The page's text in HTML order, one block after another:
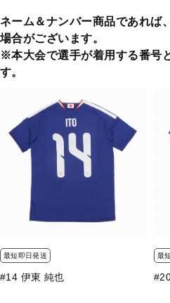
ネーム＆ナンバー商品であれば
場合がございます。
※本大会で選手が着用する番号
す。
最短即日発送
#14 伊東 純也
最